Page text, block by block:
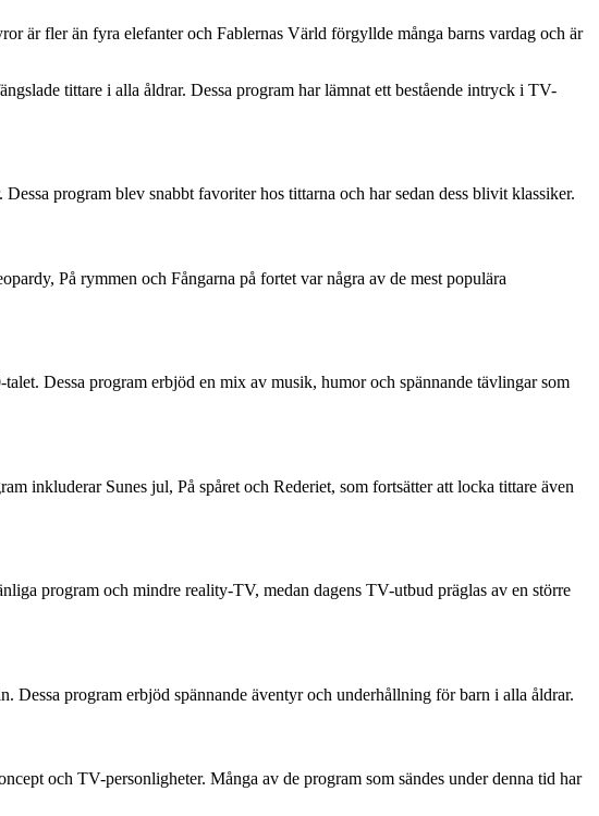
är fler än fyra elefanter och Fablernas Värld förgyllde många barns vardag och är
tittare i alla åldrar. Dessa program har lämnat ett bestående intryck i TV-
program blev snabbt favoriter hos tittarna och har sedan dess blivit klassiker.
På rymmen och Fångarna på fortet var några av de mest populära
Dessa program erbjöd en mix av musik, humor och spännande tävlingar som
inkluderar Sunes jul, På spåret och Rederiet, som fortsätter att locka tittare även
program och mindre reality-TV, medan dagens TV-utbud präglas av en större
program erbjöd spännande äventyr och underhållning för barn i alla åldrar.
och TV-personligheter. Många av de program som sändes under denna tid har